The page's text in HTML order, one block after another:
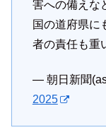
害への備えな
国の道府県に
者の責任も重
— 朝日新聞
2025